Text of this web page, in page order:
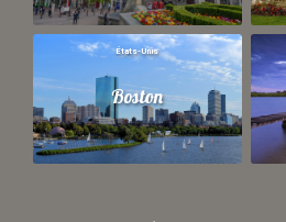
États-Unis
Boston